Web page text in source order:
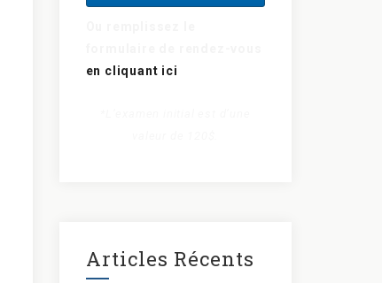
en cliquant ici
Articles Récents